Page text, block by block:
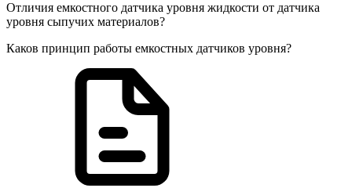
Отличия емкостного датчика уровня жидкости от датчика
уровня сыпучих материалов?
Каков принцип работы емкостных датчиков уровня?